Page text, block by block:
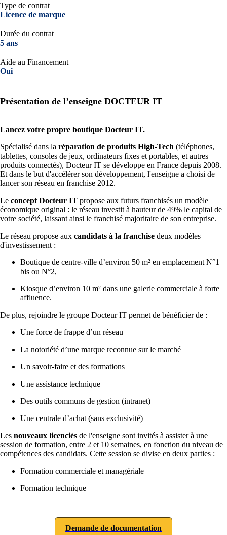
Type de contrat
Licence de marque
Durée du contrat
5 ans
Aide au Financement
Oui
Présentation de l’enseigne DOCTEUR IT
Lancez votre propre boutique Docteur IT.
Spécialisé dans la réparation de produits High-Tech (téléphones,
tablettes, consoles de jeux, ordinateurs fixes et portables, et autres
produits connectés), Docteur IT se développe en France depuis 2008.
Et dans le but d'accélérer son développement, l'enseigne a choisi de
lancer son réseau en franchise 2012.
Le concept Docteur IT propose aux futurs franchisés un modèle
économique original : le réseau investit à hauteur de 49% le capital de
votre société, laissant ainsi le franchisé majoritaire de son entreprise.
Le réseau propose aux candidats à la franchise deux modèles
d'investissement :
Boutique de centre-ville d’environ 50 m² en emplacement N°1
bis ou N°2,
Kiosque d’environ 10 m² dans une galerie commerciale à forte
affluence.
De plus, rejoindre le groupe Docteur IT permet de bénéficier de :
Une force de frappe d’un réseau
La notoriété d’une marque reconnue sur le marché
Un savoir-faire et des formations
Une assistance technique
Des outils communs de gestion (intranet)
Une centrale d’achat (sans exclusivité)
Les nouveaux licenciés de l'enseigne sont invités à assister à une
session de formation, entre 2 et 10 semaines, en fonction du niveau de
compétences des candidats. Cette session se divise en deux parties :
Formation commerciale et managériale
Formation technique
Demande de documentation